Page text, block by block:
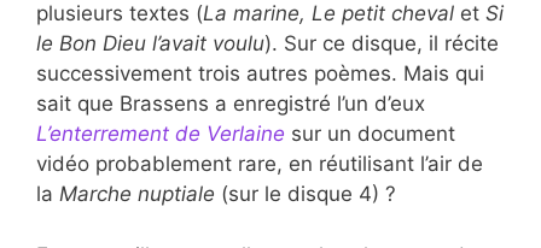
plusieurs textes (La marine, Le petit cheval et Si
le Bon Dieu l’avait voulu). Sur ce disque, il récite
successivement trois autres poèmes. Mais qui
sait que Brassens a enregistré l’un d’eux
L’enterrement de Verlaine sur un document
vidéo probablement rare, en réutilisant l’air de
la Marche nuptiale (sur le disque 4) ?